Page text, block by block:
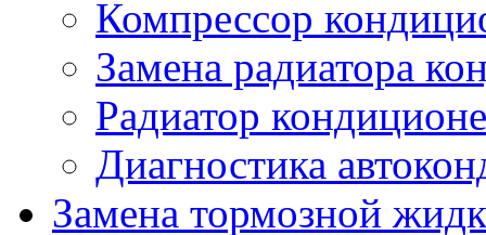
Компрессор
Замена радиатора
Радиатор
Диагностика
Замена тормозной